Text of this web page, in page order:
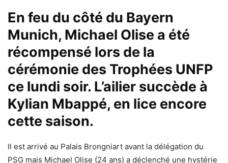
En feu du côté du Bayern
Munich, Michael Olise a été
récompensé lors de la
cérémonie des Trophées UNFP
ce lundi soir. L’ailier succède à
Kylian Mbappé, en lice encore
cette saison.
Il est arrivé au Palais Brongniart avant la délégation du
PSG mais Michael Olise (24 ans) a déclenché une hystérie